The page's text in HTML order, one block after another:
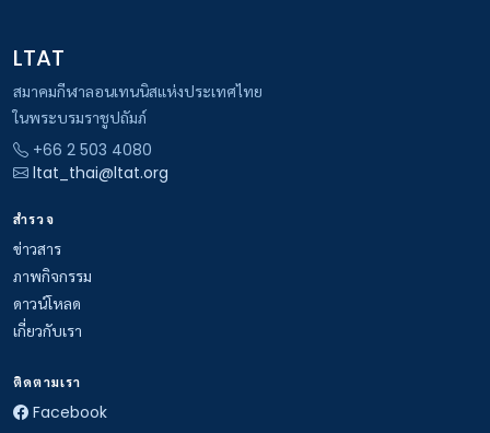
LTAT
สมาคมกีฬาลอนเทนนิสแห่งประเทศไทย
ในพระบรมราชูปถัมภ์
+66 2 503 4080
ltat_thai@ltat.org
สำรวจ
ข่าวสาร
ภาพกิจกรรม
ดาวน์โหลด
เกี่ยวกับเรา
ติดตามเรา
Facebook